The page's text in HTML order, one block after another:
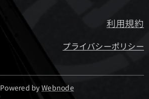
利用規約
プライバシーポリシー
Powered byWebnode